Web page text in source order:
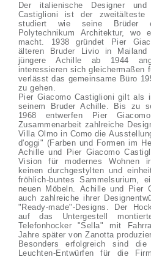
Der italienische Designer
Castiglioni ist der zweitälteste
studiert wie seine Brüder
Polytechnikum Architektur, wo
macht. 1938 gründet Pier
älteren Bruder Livio in
jüngere Achille ab 1944
interessieren sich gleichermaßen
verlässt das gemeinsame Büro
zu gehen.
Pier Giacomo Castiglioni gilt als
seinem Bruder Achille. Bis zu
1968 entwerfen Pier
Zusammenarbeit zahlreiche
Villa Olmo in Como die
d'oggi" (Farben und Formen im
Achille und Pier Giacomo
Vision für modernes Wohnen
keinen durchgestylten und
fröhlich-buntes Sammelsurium,
neuen Möbeln. Achille und Pier
auch zahlreiche ihrer
"Ready-made"-Designs. Der
auf das Untergestell
Telefonhocker "Sella" mit
Jahre später von Zanotta
Besonders erfolgreich sind
Leuchten-Entwürfen für die